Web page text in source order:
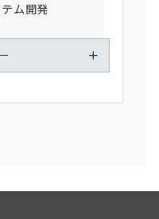
ム開発